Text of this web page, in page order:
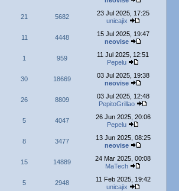
21 5682
23 Jul 2025, 17:25
unicajix
11 4448
15 Jul 2025, 19:47
neovise
1 959
11 Jul 2025, 12:51
Pepelu
30 18669
03 Jul 2025, 19:38
neovise
26 8809
03 Jul 2025, 12:48
PepitoGrillao
5 4047
26 Jun 2025, 20:06
Pepelu
8 3477
13 Jun 2025, 08:25
neovise
15 14889
24 Mar 2025, 00:08
MaTech
5 2948
11 Feb 2025, 19:42
unicajix